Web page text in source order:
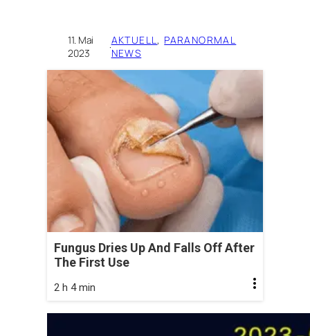
11. Mai
2023
·AKTUELL, PARANORMAL
NEWS
Fungus Dries Up And Falls Off After
The First Use
2 h 4 min